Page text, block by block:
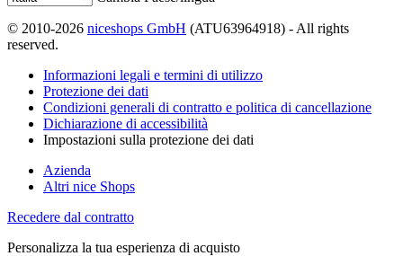
© 2010-2026 niceshops GmbH (ATU63964918) - All rights
reserved.
Informazioni legali e termini di utilizzo
Protezione dei dati
Condizioni generali di contratto e politica di cancellazione
Dichiarazione di accessibilità
Impostazioni sulla protezione dei dati
Azienda
Altri nice Shops
Recedere dal contratto
Personalizza la tua esperienza di acquisto